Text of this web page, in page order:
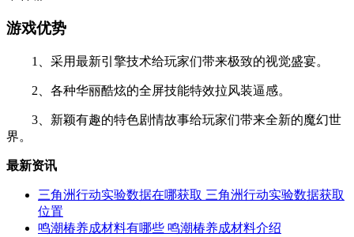
游戏优势
1、采用最新引擎技术给玩家们带来极致的视觉盛宴。
2、各种华丽酷炫的全屏技能特效拉风装逼感。
3、新颖有趣的特色剧情故事给玩家们带来全新的魔幻世
界。
最新资讯
三角洲行动实验数据在哪获取 三角洲行动实验数据获取
位置
鸣潮椿养成材料有哪些 鸣潮椿养成材料介绍